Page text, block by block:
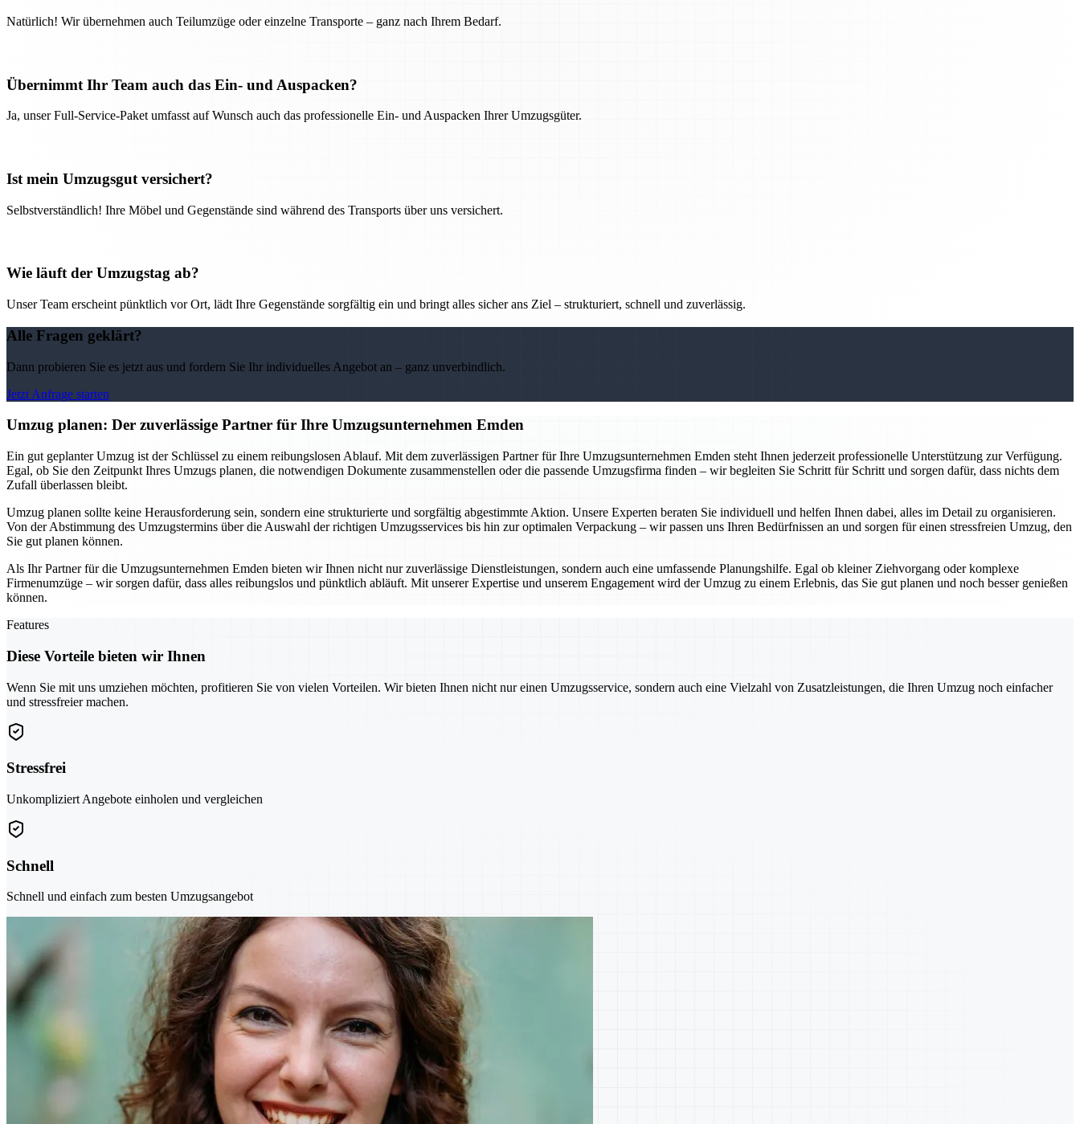
Natürlich! Wir übernehmen auch Teilumzüge oder einzelne Transporte – ganz nach Ihrem Bedarf.
Übernimmt Ihr Team auch das Ein- und Auspacken?
Ja, unser Full-Service-Paket umfasst auf Wunsch auch das professionelle Ein- und Auspacken Ihrer Umzugsgüter.
Ist mein Umzugsgut versichert?
Selbstverständlich! Ihre Möbel und Gegenstände sind während des Transports über uns versichert.
Wie läuft der Umzugstag ab?
Unser Team erscheint pünktlich vor Ort, lädt Ihre Gegenstände sorgfältig ein und bringt alles sicher ans Ziel – strukturiert, schnell und zuverlässig.
Alle Fragen geklärt?
Dann probieren Sie es jetzt aus und fordern Sie Ihr individuelles Angebot an – ganz unverbindlich.
Jetzt Anfrage starten
Umzug planen: Der zuverlässige Partner für Ihre Umzugsunternehmen Emden
Ein gut geplanter Umzug ist der Schlüssel zu einem reibungslosen Ablauf. Mit dem zuverlässigen Partner für Ihre Umzugsunternehmen Emden steht Ihnen jederzeit professionelle Unterstützung zur Verfügung.
Egal, ob Sie den Zeitpunkt Ihres Umzugs planen, die notwendigen Dokumente zusammenstellen oder die passende Umzugsfirma finden – wir begleiten Sie Schritt für Schritt und sorgen dafür, dass nichts dem
Zufall überlassen bleibt.
Umzug planen sollte keine Herausforderung sein, sondern eine strukturierte und sorgfältig abgestimmte Aktion. Unsere Experten beraten Sie individuell und helfen Ihnen dabei, alles im Detail zu organisieren.
Von der Abstimmung des Umzugstermins über die Auswahl der richtigen Umzugsservices bis hin zur optimalen Verpackung – wir passen uns Ihren Bedürfnissen an und sorgen für einen stressfreien Umzug, den
Sie gut planen können.
Als Ihr Partner für die Umzugsunternehmen Emden bieten wir Ihnen nicht nur zuverlässige Dienstleistungen, sondern auch eine umfassende Planungshilfe. Egal ob kleiner Ziehvorgang oder komplexe
Firmenumzüge – wir sorgen dafür, dass alles reibungslos und pünktlich abläuft. Mit unserer Expertise und unserem Engagement wird der Umzug zu einem Erlebnis, das Sie gut planen und noch besser genießen
können.
Features
Diese Vorteile bieten wir Ihnen
Wenn Sie mit uns umziehen möchten, profitieren Sie von vielen Vorteilen. Wir bieten Ihnen nicht nur einen Umzugsservice, sondern auch eine Vielzahl von Zusatzleistungen, die Ihren Umzug noch einfacher
und stressfreier machen.
Stressfrei
Unkompliziert Angebote einholen und vergleichen
Schnell
Schnell und einfach zum besten Umzugsangebot